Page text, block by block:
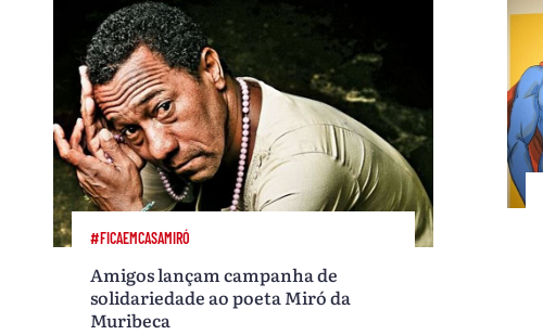
#FICAEMCASAMIRÓ
Amigos lançam campanha de
solidariedade ao poeta Miró da
Muribeca